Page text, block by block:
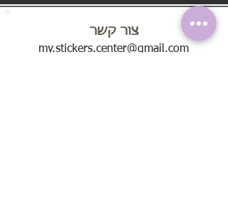
צור קשר
my.stickers.center@gmail.com